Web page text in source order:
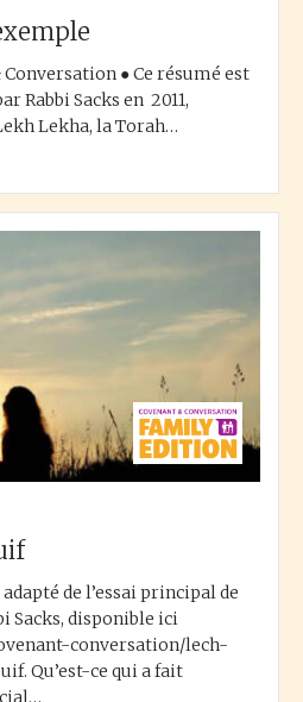
Conversation ● Ce résumé est
Rabbi Sacks en 2011,
Lekha, la Torah…
de l’essai principal de
Sacks, disponible ici
conversation/lech-
Qu’est-ce qui a fait